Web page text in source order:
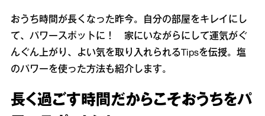
おうち時間が長くなった昨今。自分の部屋をキレイにし
て、パワースポットに！ 家にいながらにして運気がぐ
んぐん上がり、よい気を取り入れられるTipsを伝授。塩
のパワーを使った方法も紹介します。
長く過ごす時間だからこそおうちをパ